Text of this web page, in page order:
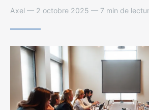
Axel — 2 octobre 2025 — 7 min de